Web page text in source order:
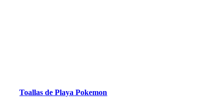
Toallas de Playa Pokemon